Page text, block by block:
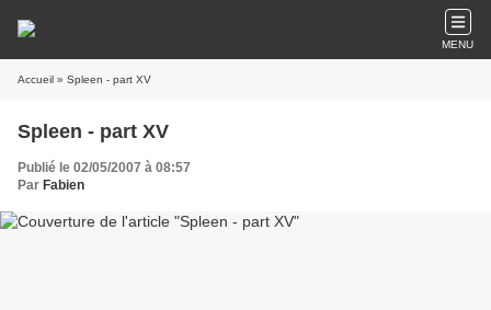
MENU
Accueil » Spleen - part XV
Spleen - part XV
Publié le 02/05/2007 à 08:57
Par Fabien